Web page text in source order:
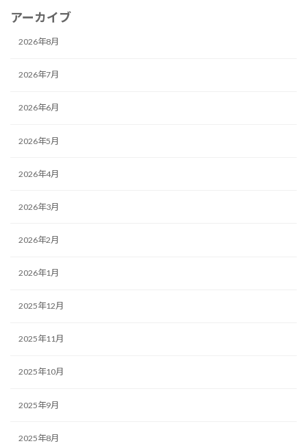
アーカイブ
2026年8月
2026年7月
2026年6月
2026年5月
2026年4月
2026年3月
2026年2月
2026年1月
2025年12月
2025年11月
2025年10月
2025年9月
2025年8月